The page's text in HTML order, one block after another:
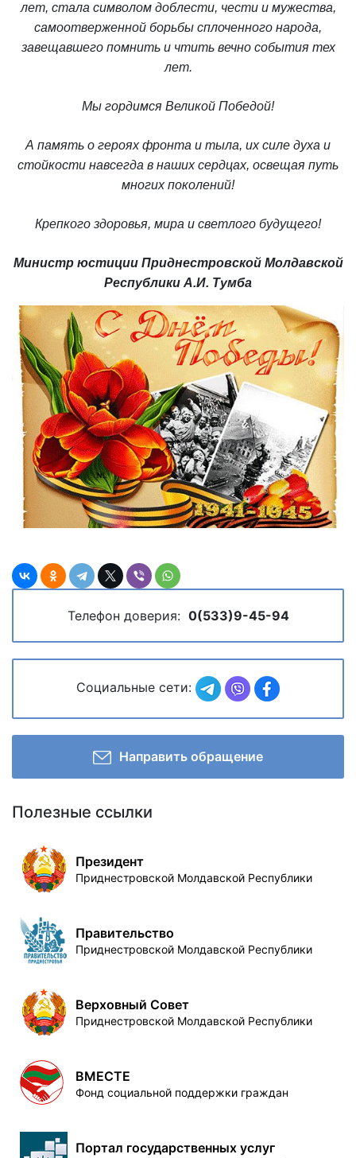
лет, стала символом доблести, чести и мужества,
самоотверженной борьбы сплоченного народа,
завещавшего помнить и чтить вечно события тех
лет.
Мы гордимся Великой Победой!
А память о героях фронта и тыла, их силе духа и
стойкости навсегда в наших сердцах, освещая путь
многих поколений!
Крепкого здоровья, мира и светлого будущего!
Министр юстиции Приднестровской Молдавской
Республики А.И. Тумба
Телефон доверия: 0(533)9-45-94
Социальные сети:
Направить обращение
Полезные ссылки
Президент
Приднестровской Молдавской Республики
Правительство
Приднестровской Молдавской Республики
Верховный Совет
Приднестровской Молдавской Республики
ВМЕСТЕ
Фонд социальной поддержки граждан
Портал государственных услуг